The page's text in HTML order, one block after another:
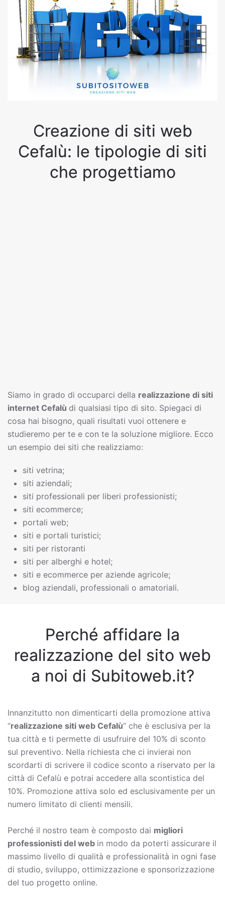
Creazione di siti web
Cefalù: le tipologie di siti
che progettiamo
Siamo in grado di occuparci della realizzazione di siti
internet Cefalù di qualsiasi tipo di sito. Spiegaci di
cosa hai bisogno, quali risultati vuoi ottenere e
studieremo per te e con te la soluzione migliore. Ecco
un esempio dei siti che realizziamo:
siti vetrina;
siti aziendali;
siti professionali per liberi professionisti;
siti ecommerce;
portali web;
siti e portali turistici;
siti per ristoranti
siti per alberghi e hotel;
siti e ecommerce per aziende agricole;
blog aziendali, professionali o amatoriali.
Perché affidare la
realizzazione del sito web
a noi di Subitoweb.it?
Innanzitutto non dimenticarti della promozione attiva
“realizzazione siti web Cefalù” che è esclusiva per la
tua città e ti permette di usufruire del 10% di sconto
sul preventivo. Nella richiesta che ci invierai non
scordarti di scrivere il codice sconto a riservato per la
città di Cefalù e potrai accedere alla scontistica del
10%. Promozione attiva solo ed esclusivamente per un
numero limitato di clienti mensili.
Perché il nostro team è composto dai migliori
professionisti del web in modo da poterti assicurare il
massimo livello di qualità e professionalità in ogni fase
di studio, sviluppo, ottimizzazione e sponsorizzazione
del tuo progetto online.